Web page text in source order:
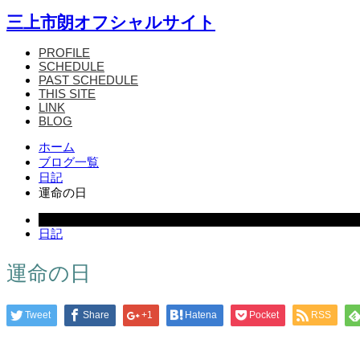
三上市朗オフシャルサイト
PROFILE
SCHEDULE
PAST SCHEDULE
THIS SITE
LINK
BLOG
ホーム
ブログ一覧
日記
運命の日
日記
運命の日
Tweet Share +1 Hatena Pocket RSS